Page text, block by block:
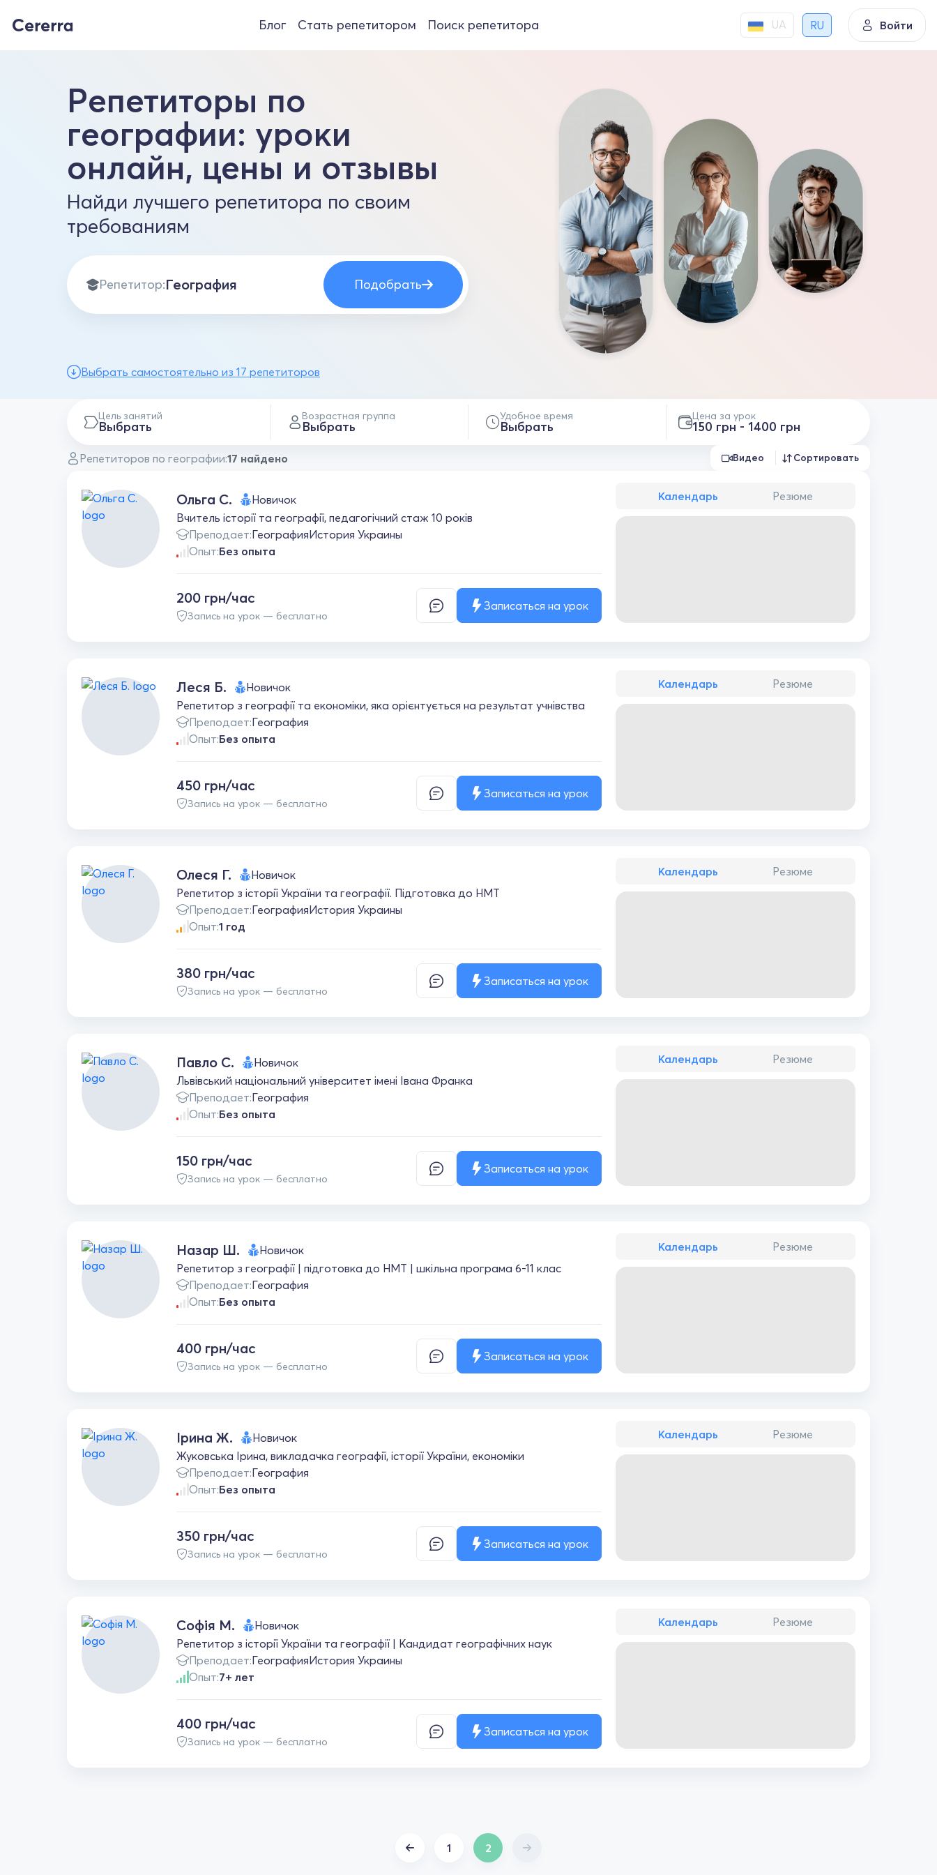
Блог Стать репетитором Поиск репетитора UA RU Войти
Репетиторы по
географии: уроки
онлайн, цены и отзывы
Найди лучшего репетитора по своим
требованиям
Репетитор: Подобрать
Выбрать самостоятельно из 17 репетиторов
Цель занятий
Выбрать
Возрастная группа
Выбрать
Удобное время
Выбрать
Цена за урок
150 грн - 1400 грн
Репетиторов по географии:17 найдено Видео Сортировать
Ольга С.
Новичок
Вчитель історії та географії, педагогічний стаж 10 років
Преподает:ГеографияИстория Украины
Опыт:Без опыта
200 грн/час
Запись на урок — бесплатно
Записаться на урок
Календарь Резюме
Леся Б.
Новичок
Репетитор з географії та економіки, яка орієнтується на результат учнівства
Преподает:География
Опыт:Без опыта
450 грн/час
Запись на урок — бесплатно
Записаться на урок
Календарь Резюме
Олеся Г.
Новичок
Репетитор з історії України та географії. Підготовка до НМТ
Преподает:ГеографияИстория Украины
Опыт:1 год
380 грн/час
Запись на урок — бесплатно
Записаться на урок
Календарь Резюме
Павло С.
Новичок
Львівський національний університет імені Івана Франка
Преподает:География
Опыт:Без опыта
150 грн/час
Запись на урок — бесплатно
Записаться на урок
Календарь Резюме
Назар Ш.
Новичок
Репетитор з географії | підготовка до НМТ | шкільна програма 6-11 клас
Преподает:География
Опыт:Без опыта
400 грн/час
Запись на урок — бесплатно
Записаться на урок
Календарь Резюме
Ірина Ж.
Новичок
Жуковська Ірина, викладачка географії, історії України, економіки
Преподает:География
Опыт:Без опыта
350 грн/час
Запись на урок — бесплатно
Записаться на урок
Календарь Резюме
Софія М.
Новичок
Репетитор з історії України та географії | Кандидат географічних наук
Преподает:ГеографияИстория Украины
Опыт:7+ лет
400 грн/час
Запись на урок — бесплатно
Записаться на урок
Календарь Резюме
1 2